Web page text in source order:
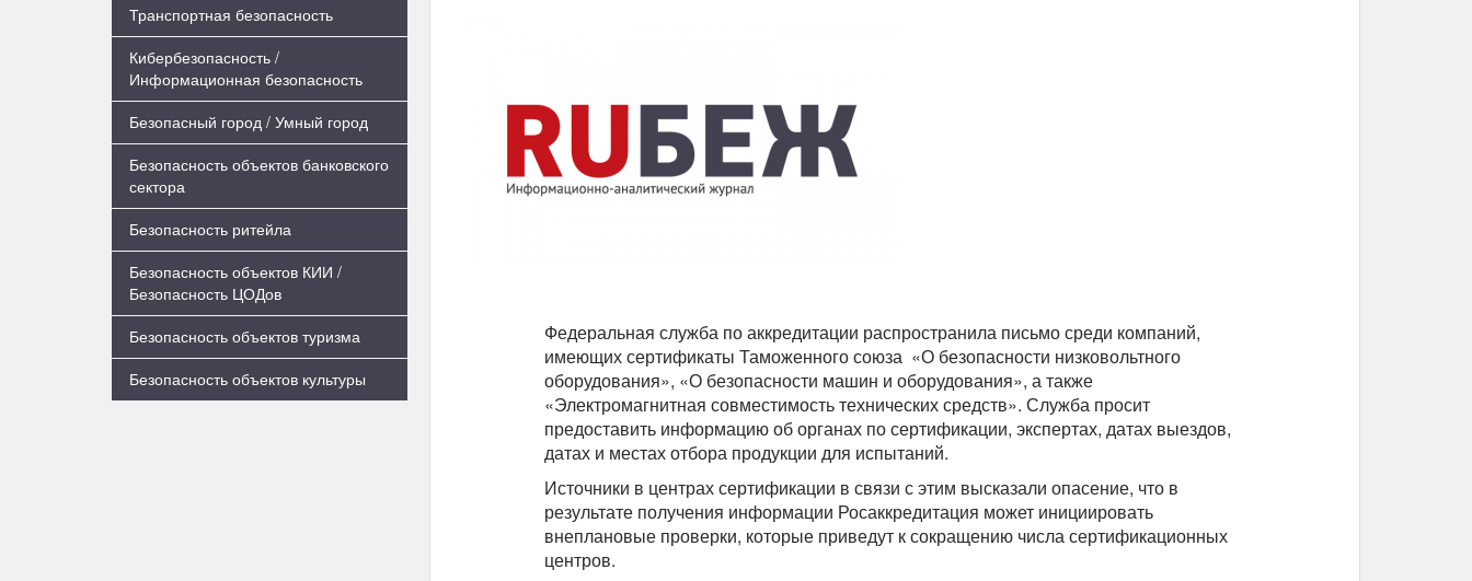
Транспортная безопасность
Кибербезопасность /
Информационная безопасность
Безопасный город / Умный город
Безопасность объектов банковского
сектора
Безопасность ритейла
Безопасность объектов КИИ /
Безопасность ЦОДов
Безопасность объектов туризма
Безопасность объектов культуры
Федеральная служба по аккредитации распространила письмо среди компаний,
имеющих сертификаты Таможенного союза «О безопасности низковольтного
оборудования», «О безопасности машин и оборудования», а также
«Электромагнитная совместимость технических средств». Служба просит
предоставить информацию об органах по сертификации, экспертах, датах выездов,
датах и местах отбора продукции для испытаний.
Источники в центрах сертификации в связи с этим высказали опасение, что в
результате получения информации Росаккредитация может инициировать
внеплановые проверки, которые приведут к сокращению числа сертификационных
центров.